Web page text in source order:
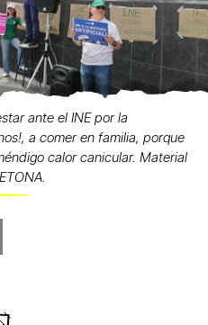
ante el INE por la
a comer en familia, porque
calor canicular. Material